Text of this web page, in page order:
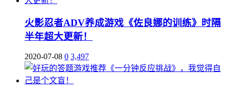
火影忍者ADV养成游戏《佐良娜的训练》时隔
半年超大更新！
2020-07-08 0 3,497